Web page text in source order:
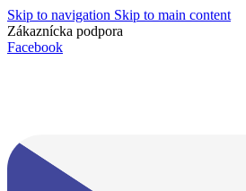
Skip to navigation Skip to main content
Zákaznícka podpora
Facebook